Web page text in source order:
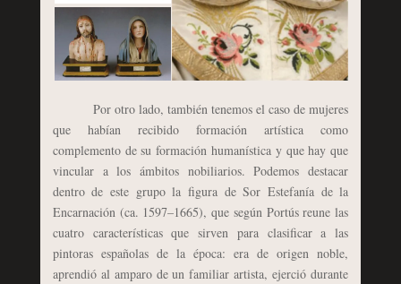
Por otro lado, también tenemos el caso de mujeres
que habían recibido formación artística como
complemento de su formación humanística y que hay que
vincular a los ámbitos nobiliarios. Podemos destacar
dentro de este grupo la figura de Sor Estefanía de la
Encarnación (ca. 1597–1665), que según Portús reune las
cuatro características que sirven para clasificar a las
pintoras españolas de la época: era de origen noble,
aprendió al amparo de un familiar artista, ejerció durante